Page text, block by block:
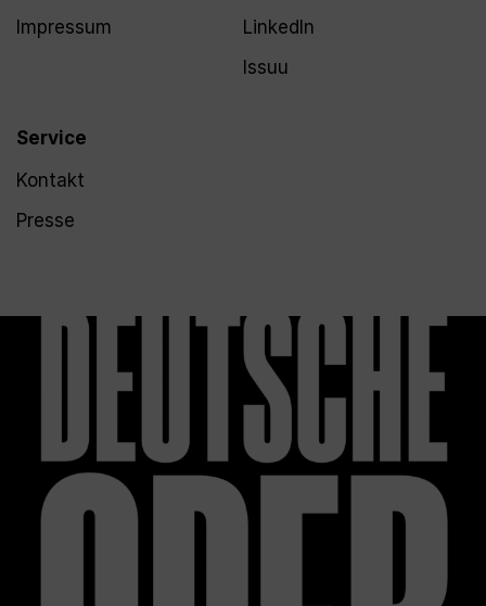
Impressum
Service
Kontakt
Presse
LinkedIn
Issuu